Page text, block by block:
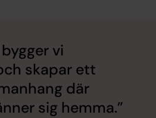
vi
skapar ett
där
sig hemma.